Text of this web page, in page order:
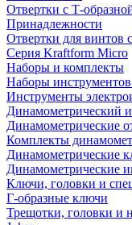
Отвертки с Т-
Принадлежности
Отвертки для винтов
Серия Kraftform Micro
Наборы и комплекты
Наборы
Инструменты
Динамометрический
Динамометрические
Комплекты
Динамометрические
Динамометрические
Ключи, головки и
Г-образные ключи
Трещотки, головки и